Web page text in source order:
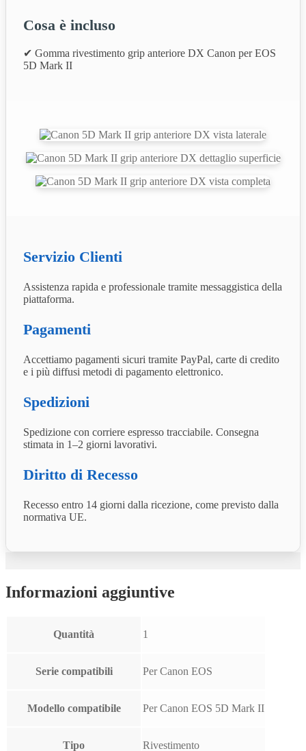
Cosa è incluso
✔ Gomma rivestimento grip anteriore DX Canon per EOS
5D Mark II
Servizio Clienti
Assistenza rapida e professionale tramite messaggistica della
piattaforma.
Pagamenti
Accettiamo pagamenti sicuri tramite PayPal, carte di credito
e i più diffusi metodi di pagamento elettronico.
Spedizioni
Spedizione con corriere espresso tracciabile. Consegna
stimata in 1–2 giorni lavorativi.
Diritto di Recesso
Recesso entro 14 giorni dalla ricezione, come previsto dalla
normativa UE.
Informazioni aggiuntive
Quantità 1
Serie compatibili Per Canon EOS
Modello compatibile Per Canon EOS 5D Mark II
Tipo Rivestimento